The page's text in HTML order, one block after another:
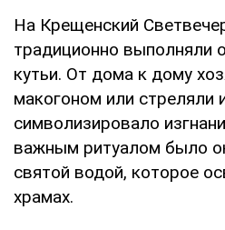
На Крещенский
традиционно выполняли
кутьи. От дома к дому
макогоном или стреляли
символизировало
важным ритуалом было
святой водой, которое
храмах.